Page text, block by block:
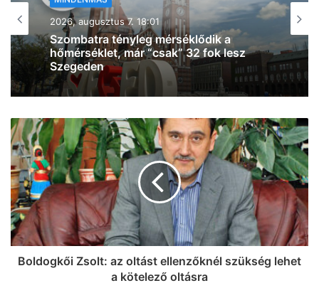
MINDENMÁS
2026, augusztus 7. 17:54
Baleset történt Szegeden – egy rolleres
esett el a Csillag tér közelében
Boldogkői Zsolt: az oltást ellenzőknél szükség lehet
a kötelező oltásra